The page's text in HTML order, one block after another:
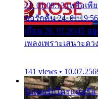
21. 01:09:13 เหลือเพี
ขอรักคืน 24.
เถื่อน 26. 01:26:45 อ
เพลงเพราะเสนาะด
141 views •
ไม่เคยรักใครแน่หรื